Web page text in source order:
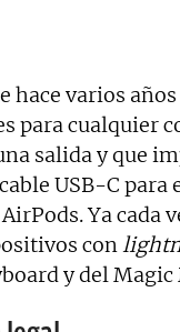
hace varios
para cualquier
salida y que
USB-C para
Ya cada
con
y del Magic